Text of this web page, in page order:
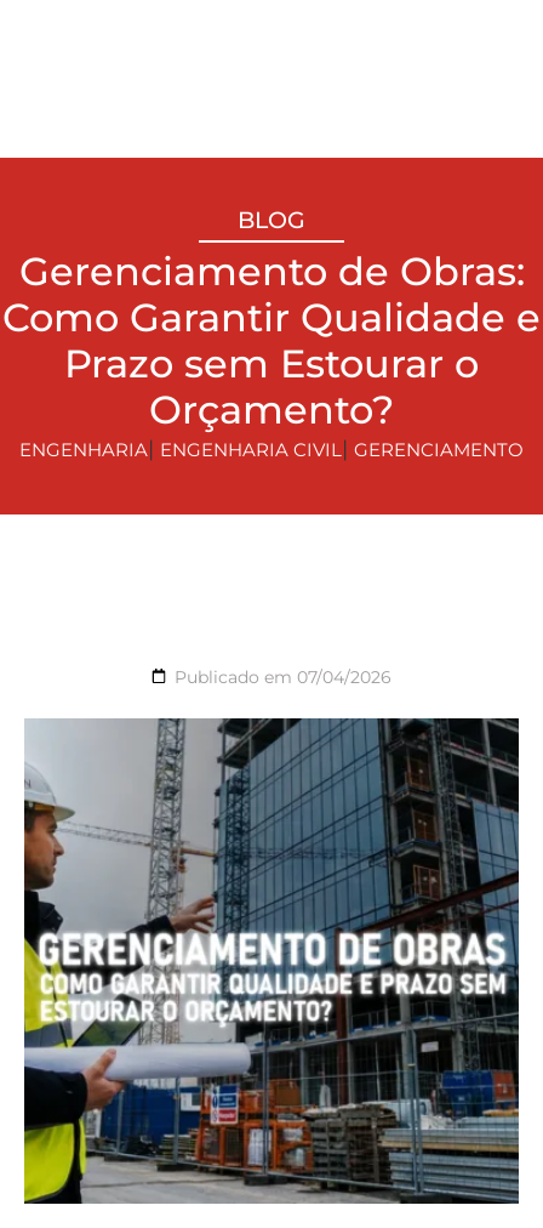
BLOG
Gerenciamento de Obras:
Como Garantir Qualidade e
Prazo sem Estourar o
Orçamento?
ENGENHARIA| ENGENHARIA CIVIL | GERENCIAMENTO
Publicado em 07/04/2026